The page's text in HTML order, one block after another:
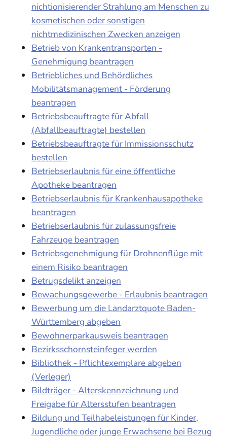
nichtionisierender Strahlung am Menschen zu
kosmetischen oder sonstigen
nichtmedizinischen Zwecken anzeigen
Betrieb von Krankentransporten -
Genehmigung beantragen
Betriebliches und Behördliches
Mobilitätsmanagement - Förderung
beantragen
Betriebsbeauftragte für Abfall
(Abfallbeauftragte) bestellen
Betriebsbeauftragte für Immissionsschutz
bestellen
Betriebserlaubnis für eine öffentliche
Apotheke beantragen
Betriebserlaubnis für Krankenhausapotheke
beantragen
Betriebserlaubnis für zulassungsfreie
Fahrzeuge beantragen
Betriebsgenehmigung für Drohnenflüge mit
einem Risiko beantragen
Betrugsdelikt anzeigen
Bewachungsgewerbe - Erlaubnis beantragen
Bewerbung um die Landarztquote Baden-
Württemberg abgeben
Bewohnerparkausweis beantragen
Bezirksschornsteinfeger werden
Bibliothek - Pflichtexemplare abgeben
(Verleger)
Bildträger - Alterskennzeichnung und
Freigabe für Altersstufen beantragen
Bildung und Teilhabeleistungen für Kinder,
Jugendliche oder junge Erwachsene bei Bezug